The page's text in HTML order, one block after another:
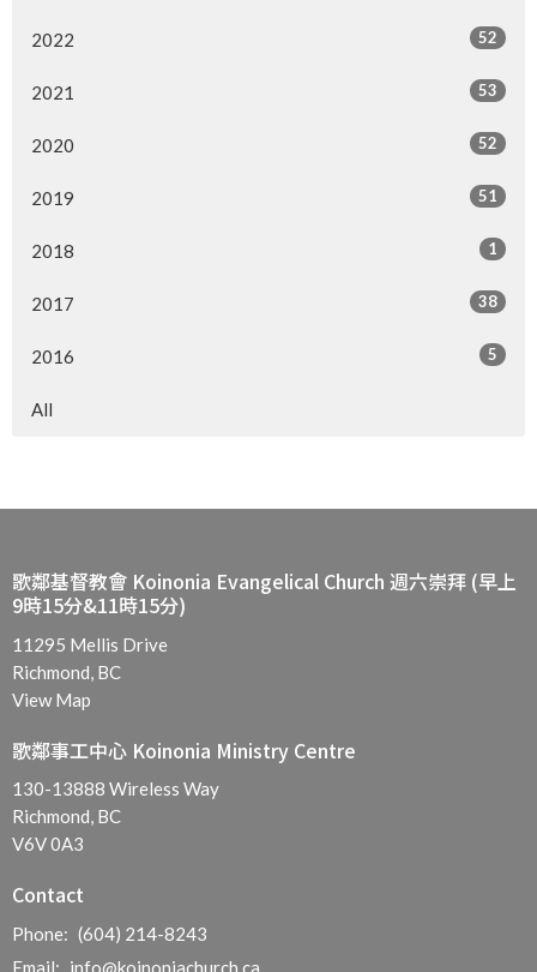
2022 52
2021 53
2020 52
2019 51
2018 1
2017 38
2016 5
All
歌鄰基督教會 Koinonia Evangelical Church 週六崇拜 (早上
9時15分&11時15分)
11295 Mellis Drive
Richmond, BC
View Map
歌鄰事工中心 Koinonia Ministry Centre
130-13888 Wireless Way
Richmond, BC
V6V 0A3
Contact
Phone: (604) 214-8243
Email: info@koinoniachurch.ca